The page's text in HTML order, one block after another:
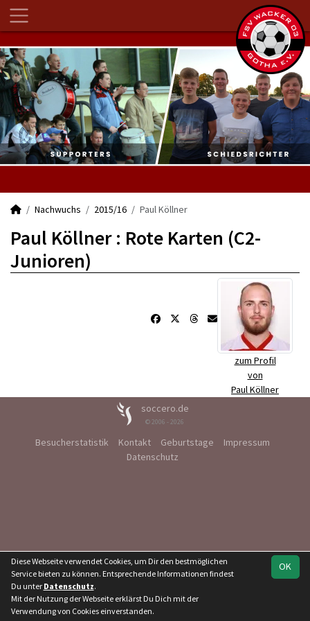
Nachwuchs 2015/16 Paul Köllner
Paul Köllner : Rote Karten (C2-
Junioren)
zum Profil
von
Paul Köllner
soccero.de
© 2006 - 2026
Besucherstatistik Kontakt Geburtstage
Impressum
Datenschutz
OK
Diese Webseite verwendet Cookies, um Dir den bestmöglichen
Service bieten zu können. Entsprechende Informationen findest
Du unter Datenschutz.
Mit der Nutzung der Webseite erklärst Du Dich mit der
Verwendung von Cookies einverstanden.